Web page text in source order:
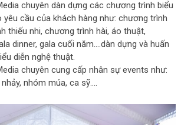
chuyên dàn dựng các chương trình biểu
yêu cầu của khách hàng như: chương trình
thiếu nhi, chương trình hài, áo thuật,
dinner, gala cuối năm….dàn dựng và huấn
diễn nghệ thuật.
chuyên cung cấp nhân sự events như:
nhóm múa, ca sỹ….